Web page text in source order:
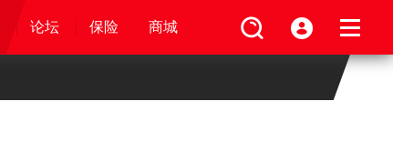
保险 商城
论坛 保险 商城
论坛 保险 商城
论坛 保险 商城